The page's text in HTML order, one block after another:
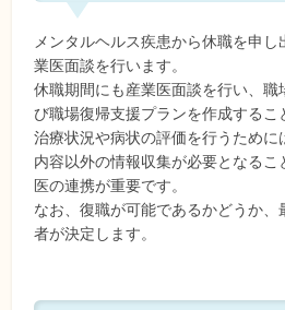
メンタルヘルス疾患から休職を申
業医面談を行います。
休職期間にも産業医面談を行い、職
び職場復帰支援プランを作成するこ
治療状況や病状の評価を行うため
内容以外の情報収集が必要となる
医の連携が重要です。
なお、復職が可能であるかどうか
者が決定します。